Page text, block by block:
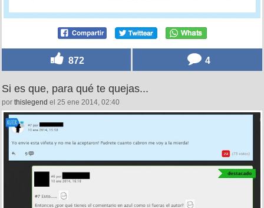
872 4
Si es que, para qué te quejas...
por thislegend el 25 ene 2014, 02:40